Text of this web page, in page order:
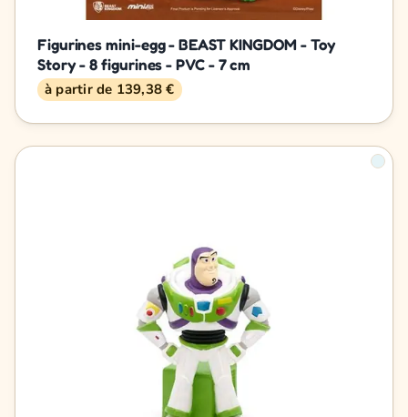
Figurines mini-egg - BEAST KINGDOM - Toy
Story - 8 figurines - PVC - 7 cm
à partir de 139,38 €